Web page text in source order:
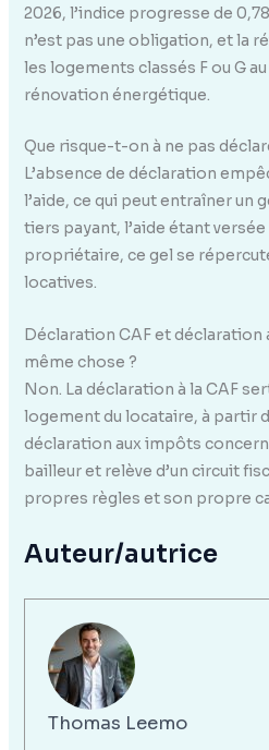
2026, l’indice progresse de
n’est pas une obligation, et la
les logements classés F ou G
rénovation énergétique.
Que risque-t-on à ne pas
L’absence de déclaration
l’aide, ce qui peut entraîner un
tiers payant, l’aide étant
propriétaire, ce gel se
locatives.
Déclaration CAF et déclaration
même chose ?
Non. La déclaration à la CAF
logement du locataire, à partir
déclaration aux impôts
bailleur et relève d’un circuit
propres règles et son propre
Auteur/autrice
Thomas Leemo